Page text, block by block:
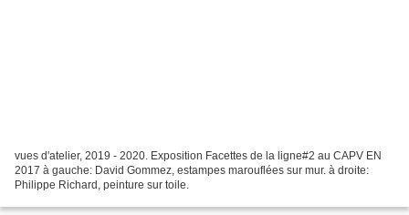
vues d'atelier, 2019 - 2020. Exposition Facettes de la ligne#2 au CAPV EN
2017 à gauche: David Gommez, estampes marouflées sur mur. à droite:
Philippe Richard, peinture sur toile.